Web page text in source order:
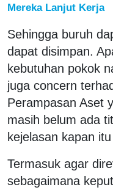
Mereka Lanjut Kerja
Sehingga buruh
dapat disimpan.
kebutuhan pokok
juga concern
Perampasan Aset
masih belum ada
kejelasan kapan
Termasuk agar
sebagaimana